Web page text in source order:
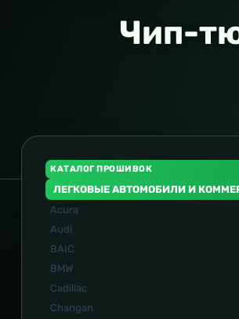
Чип-
КАТАЛОГ ПРОШИВОК
ЛЕГКОВЫЕ АВТОМОБИЛИ И
Acura
Audi
BAIC
BMW
Cadillac
Changan